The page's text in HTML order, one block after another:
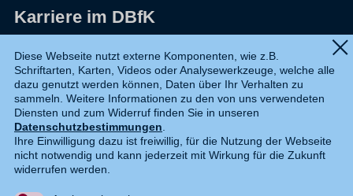
Karriere im DBfK
Datenschutz
Shop
Widerruf
Kontakt
Diese Webseite nutzt externe Komponenten, wie z.B.
Schriftarten, Karten, Videos oder Analysewerkzeuge, welche alle
dazu genutzt werden können, Daten über Ihr Verhalten zu
sammeln. Weitere Informationen zu den von uns verwendeten
Diensten und zum Widerruf finden Sie in unseren
Datenschutzbestimmungen.
Ihre Einwilligung dazu ist freiwillig, für die Nutzung der Webseite
nicht notwendig und kann jederzeit mit Wirkung für die Zukunft
widerrufen werden.